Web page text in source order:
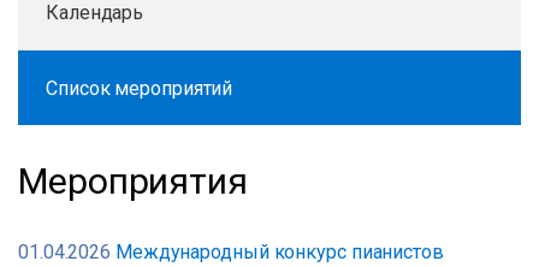
Календарь
Список мероприятий
Мероприятия
01.04.2026 Международный конкурс пианистов